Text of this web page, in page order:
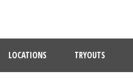
LOCATIONS TRYOUTS